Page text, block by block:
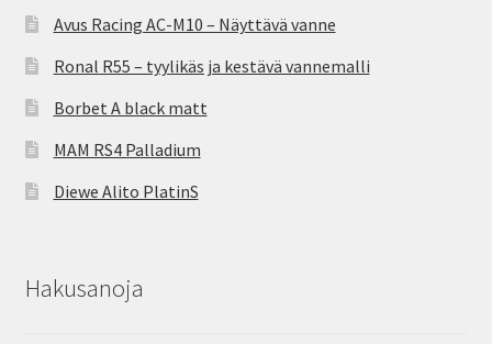
Avus Racing AC-M10 – Näyttävä vanne
Ronal R55 – tyylikäs ja kestävä vannemalli
Borbet A black matt
MAM RS4 Palladium
Diewe Alito PlatinS
Hakusanoja